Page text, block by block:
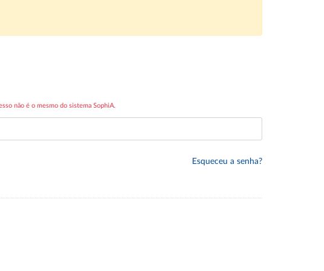
não é o mesmo do sistema SophiA.
Esqueceu a senha?